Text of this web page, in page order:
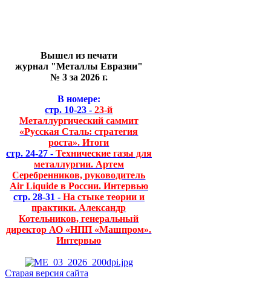
Вышел из печати
журнал "Металлы Евразии"
№ 3 за 2026 г.
В номере:
стр. 10-23 - 23-й
Металлургический саммит
«Русская Сталь: стратегия
роста». Итоги
стр. 24-27 - Технические газы для
металлургии. Артем
Серебренников, руководитель
Air Liquide в России. Интервью
стр. 28-31 - На стыке теории и
практики. Александр
Котельников, генеральный
директор АО «НПП «Машпром».
Интервью
Старая версия сайта